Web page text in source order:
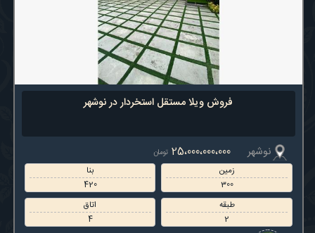
فروش ویلا مستقل استخردار در نوشهر
نوشهر 25،000،000،000 تومان
زمین
300
بنا
420
طبقه
2
اتاق
4
2